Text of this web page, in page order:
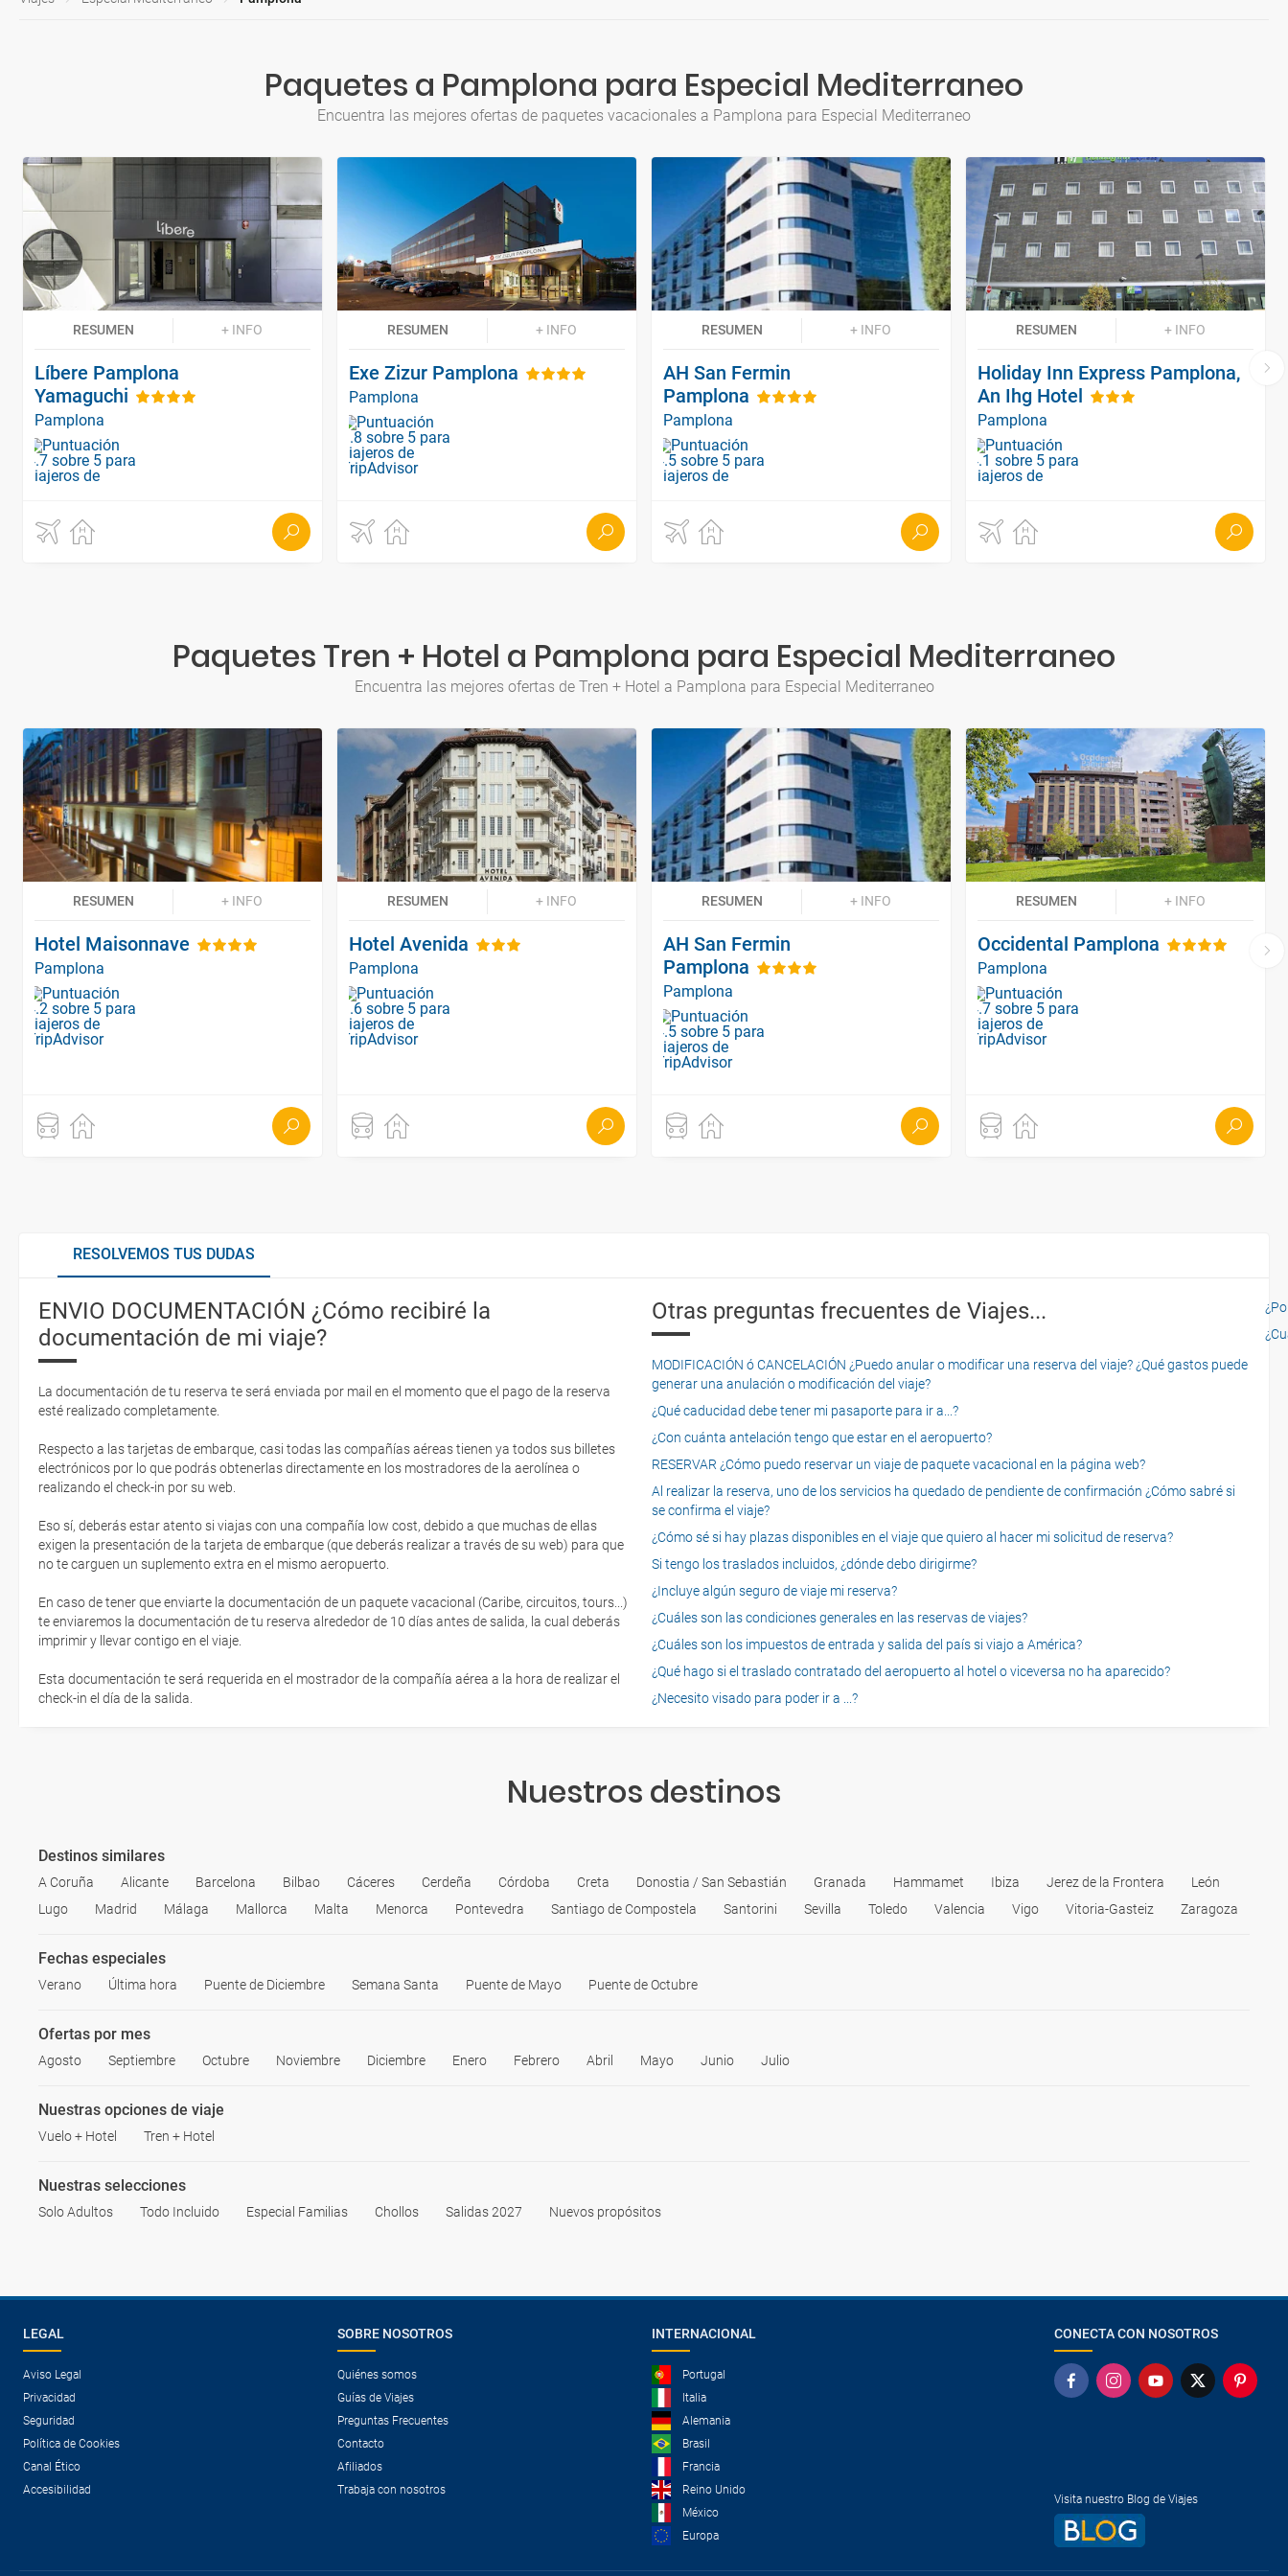
Paquetes a Pamplona para Especial Mediterraneo
Encuentra las mejores ofertas de paquetes vacacionales a Pamplona para Especial Mediterraneo
RESUMEN + INFO
Líbere Pamplona
Yamaguchi
Pamplona
RESUMEN + INFO
Exe Zizur Pamplona
Pamplona
RESUMEN + INFO
AH San Fermin
Pamplona
Pamplona
RESUMEN + INFO
Holiday Inn Express Pamplona,
An Ihg Hotel
Pamplona
Paquetes Tren + Hotel a Pamplona para Especial Mediterraneo
Encuentra las mejores ofertas de Tren + Hotel a Pamplona para Especial Mediterraneo
RESUMEN + INFO
Hotel Maisonnave
Pamplona
RESUMEN + INFO
Hotel Avenida
Pamplona
RESUMEN + INFO
AH San Fermin
Pamplona
Pamplona
RESUMEN + INFO
Occidental Pamplona
Pamplona
RESOLVEMOS TUS DUDAS
ENVIO DOCUMENTACIÓN ¿Cómo recibiré la
documentación de mi viaje?
La documentación de tu reserva te será enviada por mail en el momento que el pago de la reserva
esté realizado completamente.
Respecto a las tarjetas de embarque, casi todas las compañías aéreas tienen ya todos sus billetes
electrónicos por lo que podrás obtenerlas directamente en los mostradores de la aerolínea o
realizando el check-in por su web.
Eso sí, deberás estar atento si viajas con una compañía low cost, debido a que muchas de ellas
exigen la presentación de la tarjeta de embarque (que deberás realizar a través de su web) para que
no te carguen un suplemento extra en el mismo aeropuerto.
En caso de tener que enviarte la documentación de un paquete vacacional (Caribe, circuitos, tours...)
te enviaremos la documentación de tu reserva alrededor de 10 días antes de salida, la cual deberás
imprimir y llevar contigo en el viaje.
Esta documentación te será requerida en el mostrador de la compañía aérea a la hora de realizar el
check-in el día de la salida.
Otras preguntas frecuentes de Viajes...
MODIFICACIÓN ó CANCELACIÓN ¿Puedo anular o modificar una reserva del viaje? ¿Qué gastos puede
generar una anulación o modificación del viaje?
¿Qué caducidad debe tener mi pasaporte para ir a...?
¿Con cuánta antelación tengo que estar en el aeropuerto?
RESERVAR ¿Cómo puedo reservar un viaje de paquete vacacional en la página web?
Al realizar la reserva, uno de los servicios ha quedado de pendiente de confirmación ¿Cómo sabré si
se confirma el viaje?
¿Cómo sé si hay plazas disponibles en el viaje que quiero al hacer mi solicitud de reserva?
Si tengo los traslados incluidos, ¿dónde debo dirigirme?
¿Incluye algún seguro de viaje mi reserva?
¿Cuáles son las condiciones generales en las reservas de viajes?
¿Cuáles son los impuestos de entrada y salida del país si viajo a América?
¿Qué hago si el traslado contratado del aeropuerto al hotel o viceversa no ha aparecido?
¿Necesito visado para poder ir a ...?
Nuestros destinos
Destinos similares
A Coruña Alicante Barcelona Bilbao Cáceres Cerdeña Córdoba Creta Donostia / San Sebastián Granada Hammamet Ibiza Jerez de la Frontera
León
Lugo
Madrid Málaga Mallorca Malta Menorca Pontevedra Santiago de Compostela Santorini Sevilla Toledo Valencia Vigo Vitoria-Gasteiz Zaragoza
Fechas especiales
Verano Última hora Puente de Diciembre Semana Santa Puente de Mayo Puente de Octubre
Ofertas por mes
Agosto Septiembre Octubre Noviembre Diciembre Enero Febrero Abril Mayo Junio Julio
Nuestras opciones de viaje
Vuelo + Hotel Tren + Hotel
Nuestras selecciones
Solo Adultos Todo Incluido Especial Familias Chollos Salidas 2027 Nuevos propósitos
LEGAL
Aviso Legal
Privacidad
Seguridad
Política de Cookies
Canal Ético
Accesibilidad
SOBRE NOSOTROS
Quiénes somos
Guías de Viajes
Preguntas Frecuentes
Contacto
Afiliados
Trabaja con nosotros
INTERNACIONAL
Portugal
Italia
Alemania
Brasil
Francia
Reino Unido
México
Europa
CONECTA CON NOSOTROS
Visita nuestro Blog de Viajes